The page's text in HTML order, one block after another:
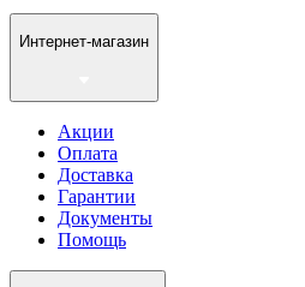
Интернет-магазин
Акции
Оплата
Доставка
Гарантии
Документы
Помощь